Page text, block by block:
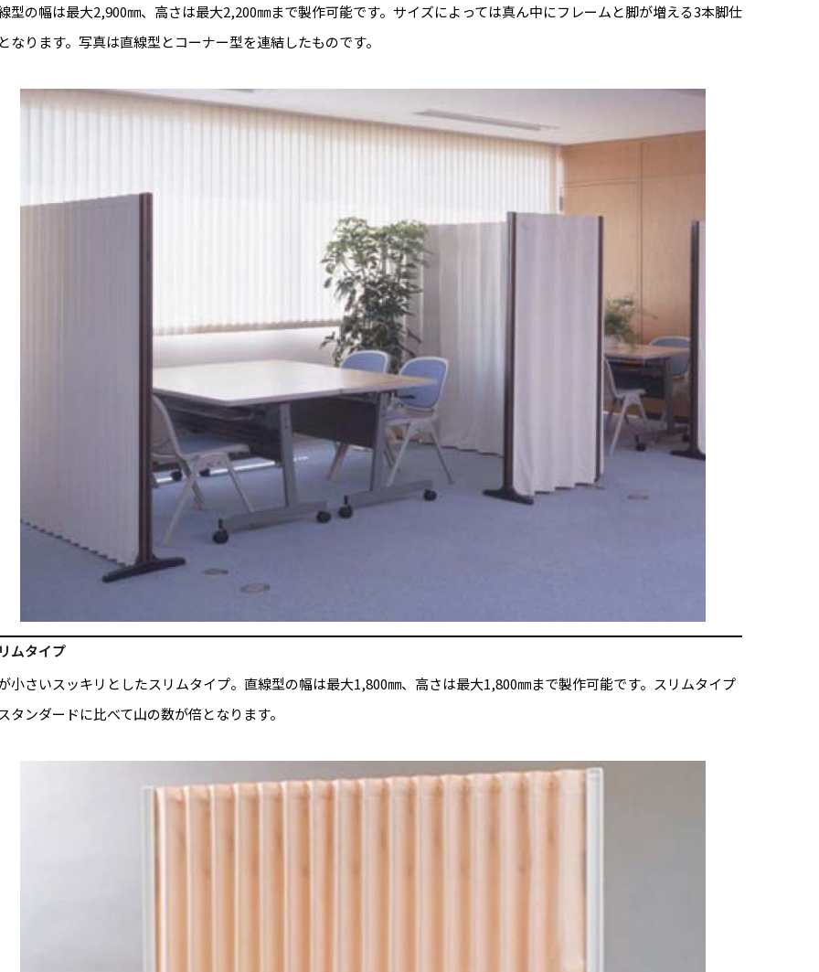
型の幅は最大2,900㎜、高さは最大2,200㎜まで製作可能です。サイズによっては真ん中にフレームと脚が増える3本脚仕
なります。写真は直線型とコーナー型を連結したものです。
ムタイプ
小さいスッキリとしたスリムタイプ。直線型の幅は最大1,800㎜、高さは最大1,800㎜まで製作可能です。スリムタイプ
タンダードに比べて山の数が倍となります。